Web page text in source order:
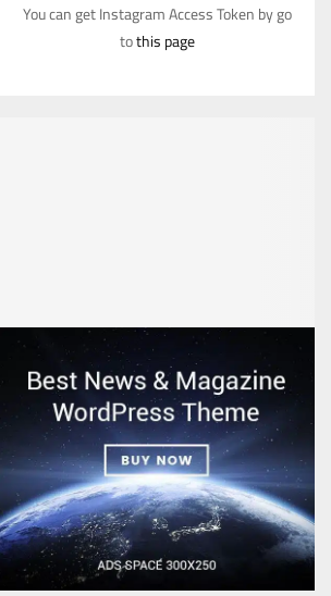
You can get Instagram Access Token by go
tothis page